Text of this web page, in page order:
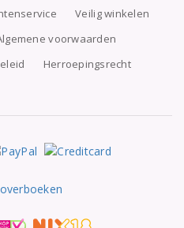
Veilig winkelen
voorwaarden
Herroepingsrecht